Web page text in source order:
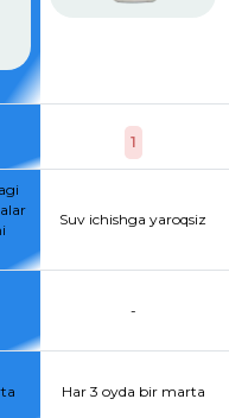
1
Suv ichishga yaroqsiz
-
Har 3 oyda bir marta